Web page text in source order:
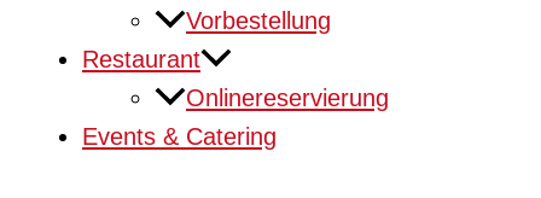
Vorbestellung
Restaurant
Onlinereservierung
Events & Catering